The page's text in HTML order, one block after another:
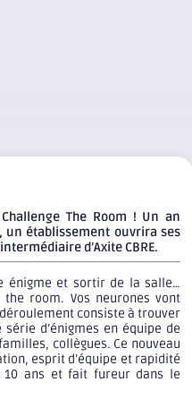
The Room ! Un an
un établissement ouvrira ses
d’Axite CBRE.
énigme et sortir de la salle…
room. Vos neurones vont
consiste à trouver
d’énigmes en équipe de
collègues. Ce nouveau
esprit d’équipe et rapidité
ans et fait fureur dans le